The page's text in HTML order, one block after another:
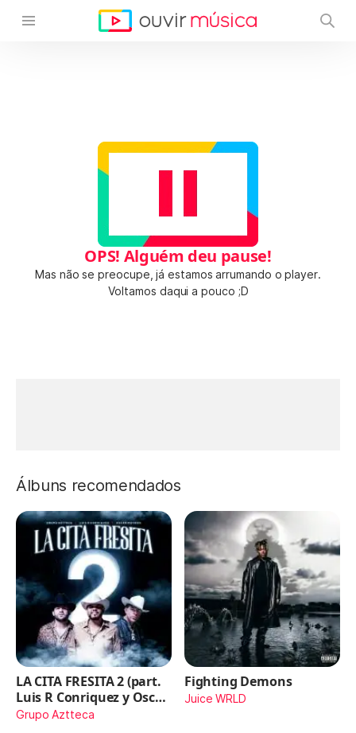
OPS! Alguém deu pause!
Mas não se preocupe, já estamos arrumando o player.
Voltamos daqui a pouco ;D
Álbuns recomendados
LA CITA FRESITA 2 (part.
Luis R Conriquez y Oscar
Maydon)
Grupo Aztteca
Fighting Demons
Juice WRLD